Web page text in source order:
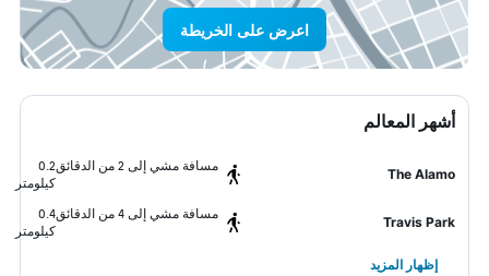
اعرض على الخريطة
أشهر المعالم
The Alamo
مسافة مشي إلى 2 من الدقائق
0.2
كيلومتر
Travis Park
مسافة مشي إلى 4 من الدقائق
0.4
كيلومتر
إظهار المزيد